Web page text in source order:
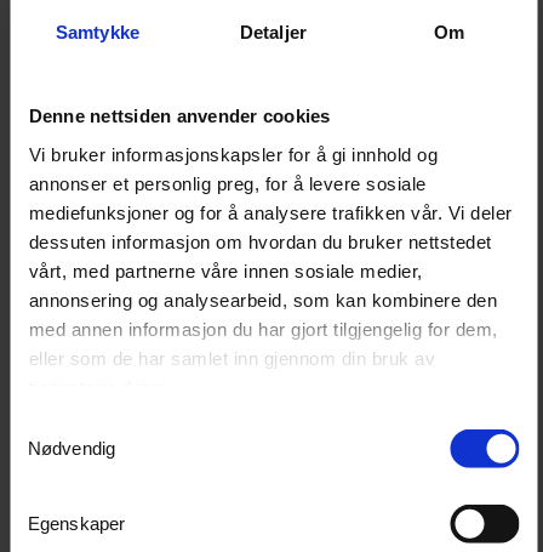
Samtykke Detaljer Om
Denne nettsiden anvender cookies
Vi bruker informasjonskapsler for å gi innhold og
annonser et personlig preg, for å levere sosiale
mediefunksjoner og for å analysere trafikken vår. Vi deler
dessuten informasjon om hvordan du bruker nettstedet
vårt, med partnerne våre innen sosiale medier,
annonsering og analysearbeid, som kan kombinere den
med annen informasjon du har gjort tilgjengelig for dem,
eller som de har samlet inn gjennom din bruk av
Nødvendig
Egenskaper
Det gir flere muligheter for å rengjøre steder med
investere i nytt utstyr.
Verktøyløs montering
Adapteren kobles til uten bruk av verktøy. Den klikkes
enkelt på plass og gir en sikker kobling som holder tett
under bruk. Dette gjør det raskt å bytte mellom tilbehør
ved behov.
lekkasjer under arbeid. Dette bidrar til et jevnt
vaskeprosessen.